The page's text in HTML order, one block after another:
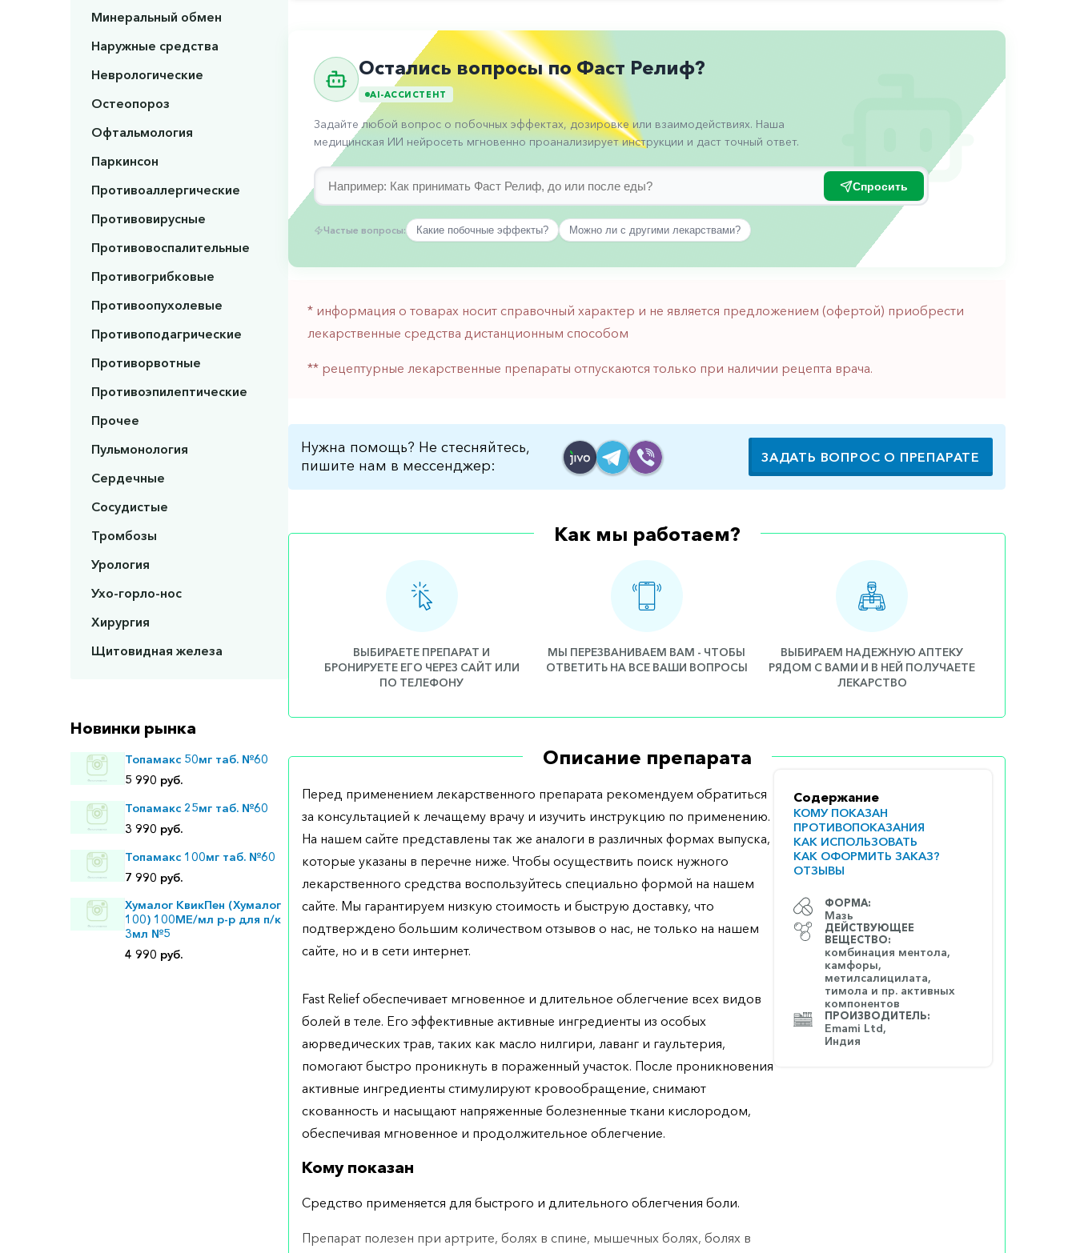
Минеральный обмен
Наружные средства
Неврологические
Остеопороз
Офтальмология
Паркинсон
Противоаллергические
Противовирусные
Противовоспалительные
Противогрибковые
Противоопухолевые
Противоподагрические
Противорвотные
Противоэпилептические
Прочее
Пульмонология
Сердечные
Сосудистые
Тромбозы
Урология
Ухо-горло-нос
Хирургия
Щитовидная железа
Новинки рынка
Топамакс 50мг таб. №60
5 990 руб.
Топамакс 25мг таб. №60
3 990 руб.
Топамакс 100мг таб. №60
7 990 руб.
Хумалог КвикПен (Хумалог
100) 100МЕ/мл р-р для п/к
3мл №5
4 990 руб.
Остались вопросы по Фаст Релиф?
AI-АССИСТЕНТ
Задайте любой вопрос о побочных эффектах, дозировке или взаимодействиях. Наша
медицинская ИИ нейросеть мгновенно проанализирует инструкции и даст точный ответ.
Спросить
Частые вопросы: Какие побочные эффекты? Можно ли с другими лекарствами?
* информация о товарах носит справочный характер и не является предложением (офертой) приобрести
лекарственные средства дистанционным способом
** рецептурные лекарственные препараты отпускаются только при наличии рецепта врача.
Нужна помощь? Не стесняйтесь,
пишите нам в мессенджер:
ЗАДАТЬ ВОПРОС О ПРЕПАРАТЕ
Как мы работаем?
ВЫБИРАЕТЕ ПРЕПАРАТ И
БРОНИРУЕТЕ ЕГО ЧЕРЕЗ САЙТ ИЛИ
ПО ТЕЛЕФОНУ
МЫ ПЕРЕЗВАНИВАЕМ ВАМ - ЧТОБЫ
ОТВЕТИТЬ НА ВСЕ ВАШИ ВОПРОСЫ
ВЫБИРАЕМ НАДЕЖНУЮ АПТЕКУ
РЯДОМ С ВАМИ И В НЕЙ ПОЛУЧАЕТЕ
ЛЕКАРСТВО
Описание препарата
Содержание
КОМУ ПОКАЗАН
ПРОТИВОПОКАЗАНИЯ
КАК ИСПОЛЬЗОВАТЬ
КАК ОФОРМИТЬ ЗАКАЗ?
ОТЗЫВЫ
ФОРМА:
Мазь
ДЕЙСТВУЮЩЕЕ
ВЕЩЕСТВО:
комбинация ментола,
камфоры,
метилсалицилата,
тимола и пр. активных
компонентов
ПРОИЗВОДИТЕЛЬ:
Emami Ltd,
Индия
Перед применением лекарственного препарата рекомендуем обратиться
за консультацией к лечащему врачу и изучить инструкцию по применению.
На нашем сайте представлены так же аналоги в различных формах выпуска,
которые указаны в перечне ниже. Чтобы осуществить поиск нужного
лекарственного средства воспользуйтесь специально формой на нашем
сайте. Мы гарантируем низкую стоимость и быструю доставку, что
подтверждено большим количеством отзывов о нас, не только на нашем
сайте, но и в сети интернет.
Fast Relief обеспечивает мгновенное и длительное облегчение всех видов
болей в теле. Его эффективные активные ингредиенты из особых
аюрведических трав, таких как масло нилгири, лаванг и гаультерия,
помогают быстро проникнуть в пораженный участок. После проникновения
активные ингредиенты стимулируют кровообращение, снимают
скованность и насыщают напряженные болезненные ткани кислородом,
обеспечивая мгновенное и продолжительное облегчение.
Кому показан
Средство применяется для быстрого и длительного облегчения боли.
Препарат полезен при артрите, болях в спине, мышечных болях, болях в